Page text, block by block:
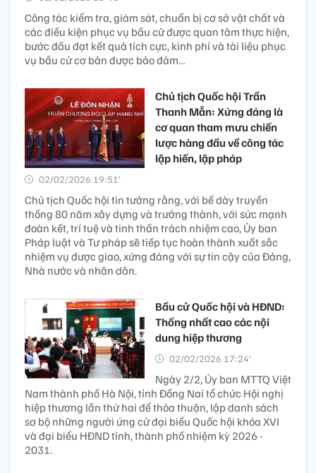
Công tác kiểm tra, giám sát, chuẩn bị cơ sở vật chất và
các điều kiện phục vụ bầu cử được quan tâm thực hiện,
bước đầu đạt kết quả tích cực, kinh phí và tài liệu phục
vụ bầu cử cơ bản được bảo đảm…
Chủ tịch Quốc hội Trần
Thanh Mẫn: Xứng đáng là
cơ quan tham mưu chiến
lược hàng đầu về công tác
lập hiến, lập pháp
02/02/2026 19:51’
Chủ tịch Quốc hội tin tưởng rằng, với bề dày truyền
thống 80 năm xây dựng và trưởng thành, với sức mạnh
đoàn kết, trí tuệ và tinh thần trách nhiệm cao, Ủy ban
Pháp luật và Tư pháp sẽ tiếp tục hoàn thành xuất sắc
nhiệm vụ được giao, xứng đáng với sự tin cậy của Đảng,
Nhà nước và nhân dân.
Bầu cử Quốc hội và HĐND:
Thống nhất cao các nội
dung hiệp thương
02/02/2026 17:24’
Ngày 2/2, Ủy ban MTTQ Việt
Nam thành phố Hà Nội, tỉnh Đồng Nai tổ chức Hội nghị
hiệp thương lần thứ hai để thỏa thuận, lập danh sách
sơ bộ những người ứng cử đại biểu Quốc hội khóa XVI
và đại biểu HĐND tỉnh, thành phố nhiệm kỳ 2026 -
2031.